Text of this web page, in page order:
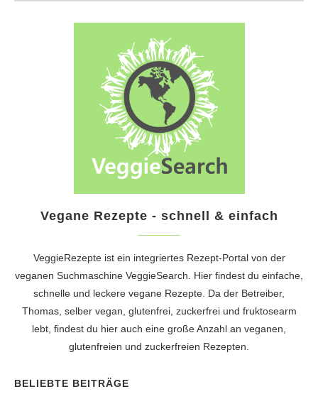
Vegane Rezepte - schnell & einfach
VeggieRezepte ist ein integriertes Rezept-Portal von der
veganen Suchmaschine VeggieSearch. Hier findest du einfache,
schnelle und leckere vegane Rezepte. Da der Betreiber,
Thomas, selber vegan, glutenfrei, zuckerfrei und fruktosearm
lebt, findest du hier auch eine große Anzahl an veganen,
glutenfreien und zuckerfreien Rezepten.
BELIEBTE BEITRÄGE